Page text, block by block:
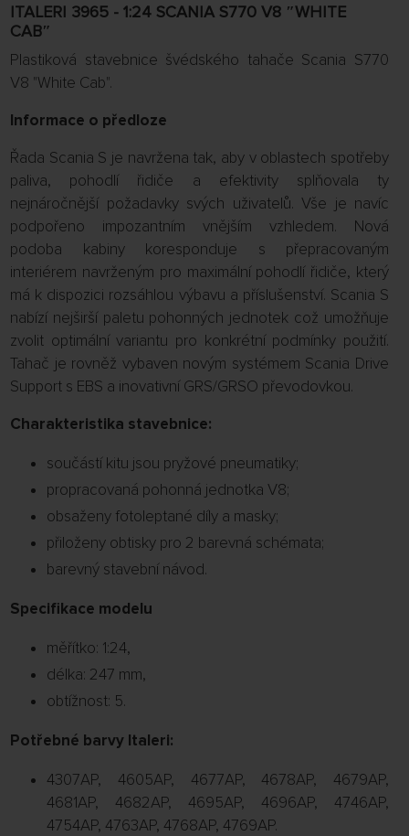
ITALERI 3965 - 1:24 SCANIA S770 V8 ″WHITE
CAB″
Plastiková stavebnice švédského tahače Scania S770
V8 "White Cab".
Informace o předloze
Řada Scania S je navržena tak, aby v oblastech spotřeby
paliva, pohodlí řidiče a efektivity splňovala ty
nejnáročnější požadavky svých uživatelů. Vše je navíc
podpořeno impozantním vnějším vzhledem. Nová
podoba kabiny koresponduje s přepracovaným
interiérem navrženým pro maximální pohodlí řidiče, který
má k dispozici rozsáhlou výbavu a příslušenství. Scania S
nabízí nejširší paletu pohonných jednotek což umožňuje
zvolit optimální variantu pro konkrétní podmínky použití.
Tahač je rovněž vybaven novým systémem Scania Drive
Support s EBS a inovativní GRS/GRSO převodovkou.
Charakteristika stavebnice:
součástí kitu jsou pryžové pneumatiky;
propracovaná pohonná jednotka V8;
obsaženy fotoleptané díly a masky;
přiloženy obtisky pro 2 barevná schémata;
barevný stavební návod.
Specifikace modelu
měřítko: 1:24,
délka: 247 mm,
obtížnost: 5.
Potřebné barvy Italeri:
4307AP, 4605AP, 4677AP, 4678AP, 4679AP,
4681AP, 4682AP, 4695AP, 4696AP, 4746AP,
4754AP, 4763AP, 4768AP, 4769AP.